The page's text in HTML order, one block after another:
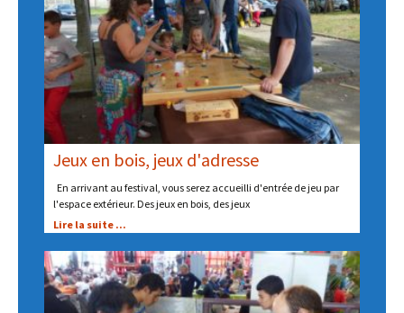
Jeux en bois, jeux d'adresse
En arrivant au festival, vous serez accueilli d'entrée de jeu par
l'espace extérieur. Des jeux en bois, des jeux
Lire la suite ...